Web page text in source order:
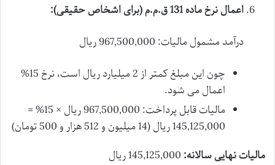
اعمال نرخ ماده 131 ق.م.م (برای اشخاص حقیقی):
درآمد مشمول مالیات: 967,500,000 ریال
چون این مبلغ کمتر از 2 میلیارد ریال است، نرخ 15%
اعمال می شود.
مالیات قابل پرداخت: 967,500,000 ریال × 15% =
145,125,000 ریال (14 میلیون و 512 هزار و 500 تومان)
مالیات نهایی سالانه: